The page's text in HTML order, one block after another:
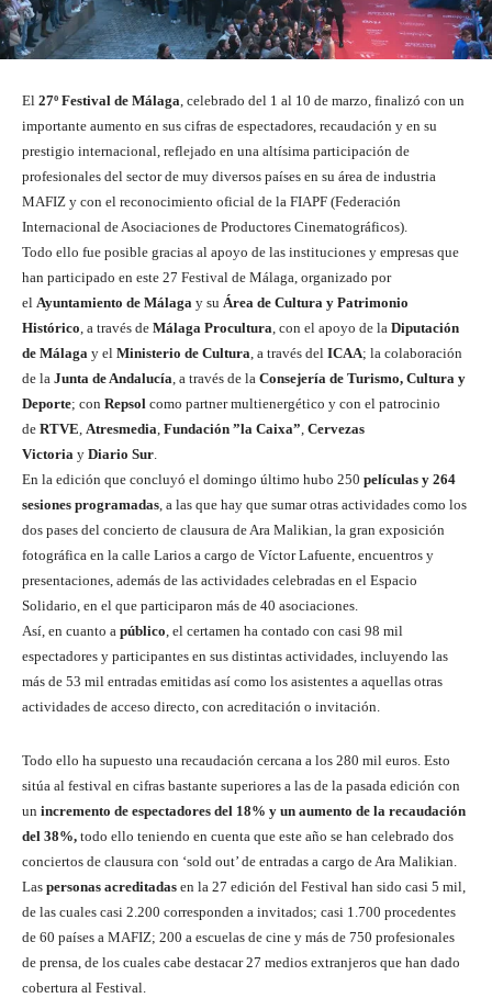
El 27º Festival de Málaga, celebrado del 1 al 10 de marzo, finalizó con un
importante aumento en sus cifras de espectadores, recaudación y en su
prestigio internacional, reflejado en una altísima participación de
profesionales del sector de muy diversos países en su área de industria
MAFIZ y con el reconocimiento oficial de la FIAPF (Federación
Internacional de Asociaciones de Productores Cinematográficos).
Todo ello fue posible gracias al apoyo de las instituciones y empresas que
han participado en este 27 Festival de Málaga, organizado por
el Ayuntamiento de Málaga y su Área de Cultura y Patrimonio
Histórico, a través de Málaga Procultura, con el apoyo de la Diputación
de Málaga y el Ministerio de Cultura, a través del ICAA; la colaboración
de la Junta de Andalucía, a través de la Consejería de Turismo, Cultura y
Deporte; con Repsol como partner multienergético y con el patrocinio
de RTVE, Atresmedia, Fundación ”la Caixa”, Cervezas
Victoria y Diario Sur.
En la edición que concluyó el domingo último hubo 250 películas y 264
sesiones programadas, a las que hay que sumar otras actividades como los
dos pases del concierto de clausura de Ara Malikian, la gran exposición
fotográfica en la calle Larios a cargo de Víctor Lafuente, encuentros y
presentaciones, además de las actividades celebradas en el Espacio
Solidario, en el que participaron más de 40 asociaciones.
Así, en cuanto a público, el certamen ha contado con casi 98 mil
espectadores y participantes en sus distintas actividades, incluyendo las
más de 53 mil entradas emitidas así como los asistentes a aquellas otras
actividades de acceso directo, con acreditación o invitación.
Todo ello ha supuesto una recaudación cercana a los 280 mil euros. Esto
sitúa al festival en cifras bastante superiores a las de la pasada edición con
un incremento de espectadores del 18% y un aumento de la recaudación
del 38%, todo ello teniendo en cuenta que este año se han celebrado dos
conciertos de clausura con ‘sold out’ de entradas a cargo de Ara Malikian.
Las personas acreditadas en la 27 edición del Festival han sido casi 5 mil,
de las cuales casi 2.200 corresponden a invitados; casi 1.700 procedentes
de 60 países a MAFIZ; 200 a escuelas de cine y más de 750 profesionales
de prensa, de los cuales cabe destacar 27 medios extranjeros que han dado
cobertura al Festival.